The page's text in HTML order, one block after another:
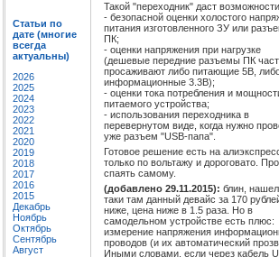
Статьи по
дате (многие
всегда
актуальны)
2026
2025
2024
2023
2022
2021
2020
2019
2018
2017
2016
2015
Декабрь
Ноябрь
Октябрь
Сентябрь
Август
Такой "переходник" даст
- безопасной оценки холостого
питания изготовленного ЗУ или
ПК;
- оценки напряжения при нагрузке
(дешевые передние разъемы ПК
просаживают либо питающие 5В,
информационные 3.3В);
- оценки тока потребления и
питаемого устройства;
- использования переходника в
перевернутом виде, когда нужно
уже разъем "USB-папа".
Готовое решение есть на
только по вольтажу и дороговато.
спаять самому.
(добавлено 29.11.2015): блин,
таки там данный девайс за 170
ниже, цена ниже в 1.5 раза. Но в
самодельном устройстве есть плюс:
измерение напряжения
проводов (и их автоматический
Иными словами, если через кабель